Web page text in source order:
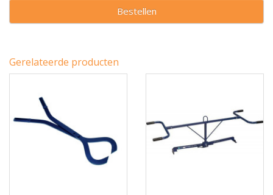
Bestellen
Gerelateerde producten